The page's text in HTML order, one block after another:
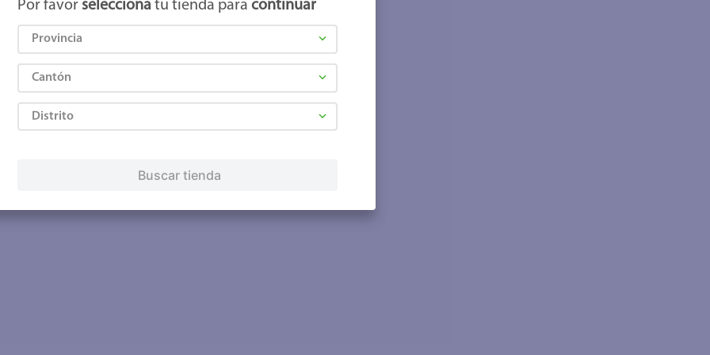
Por favor selecciona tu tienda para continuar
Provincia
Cantón
Distrito
Buscar tienda